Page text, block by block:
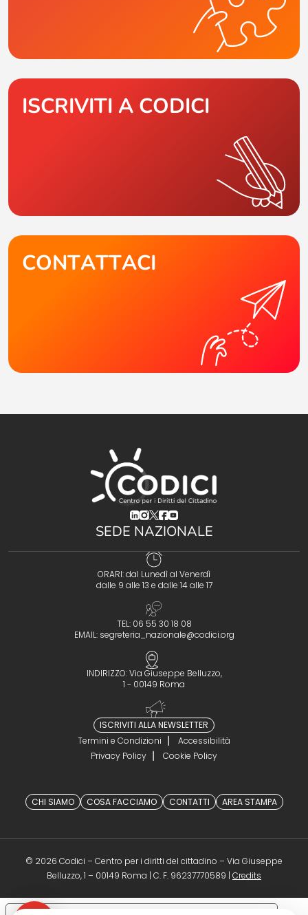
ISCRIVITI A CODICI
CONTATTACI
(opens in a new tab)
(opens in a new tab)
(opens in a new tab)
(opens in a new tab)
(opens in a new tab)
SEDE NAZIONALE
ORARI: dal Lunedì al Venerdì
dalle 9 alle 13 e dalle 14 alle 17
TEL: 06 55 30 18 08
EMAIL: segreteria_nazionale@codici.org
INDIRIZZO: Via Giuseppe Belluzzo,
1 - 00149 Roma
ISCRIVITI ALLA NEWSLETTER
Termini e Condizioni
Accessibilità
Privacy Policy
Cookie Policy
CHI SIAMO COSA FACCIAMO CONTATTI AREA STAMPA
© 2026 Codici – Centro per i diritti del cittadino – Via Giuseppe
Belluzzo, 1 – 00149 Roma | C. F. 96237770589 | Credits